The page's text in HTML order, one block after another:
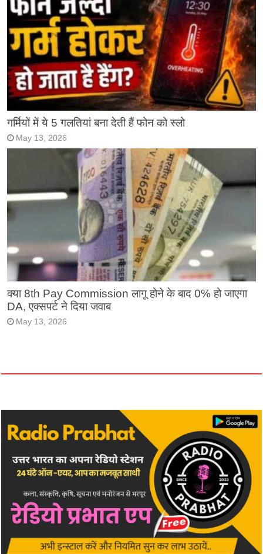
गर्मियों में ये 5 गलतियां बना देती हैं फोन को स्लो
May 13, 2026
क्या 8th Pay Commission लागू होने के बाद 0% हो जाएगा
DA, एक्सपर्ट ने दिया जवाब
May 13, 2026